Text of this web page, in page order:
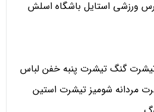
ورزشی استایل باشگاه اسلش
گنگ تیشرت پنبه خفن لباس
مردانه شومیز تیشرت استین